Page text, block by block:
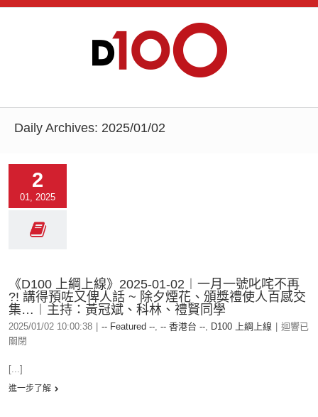
Daily Archives: 2025/01/02
2
01, 2025
《D100 上綱上線》2025-01-02︱一月一號叱咤不再
?! 講得預咗又俾人話 ~ 除夕煙花、頒獎禮使人百感交
集…︱主持：黃冠斌、科林、禮賢同學
2025/01/02 10:00:38 -- Featured --, -- 香港台 --, D100 上綱上線
迴響已
關閉
[...]
進一步了解